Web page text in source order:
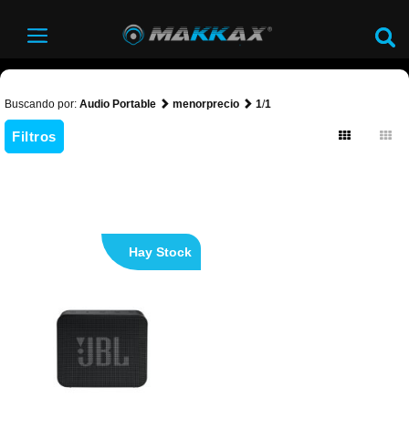
Buscando por: Audio Portable menorprecio 1/1
Filtros
Hay Stock